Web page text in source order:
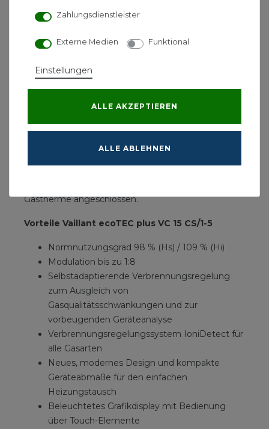
IoniDetect erkennt verschiedene Gasarten und -
immer effizient heizen. Auch optisch überzeugt der
beleuchtete Touch-Display ins Auge, das Ihnen eine
intuitive Bedienung ermöglicht. Mit dem passenden
Gastherme angeschlossen.
Vorteile Vaillant ecoTEC plus VC 15 CS/1-5
Normnutzungsgrad 98 % (Hs) / 109 % (Hi)
Modulation bis zu 1:8
Selbstadaptierende Verbrennungsregelung
zum Ausgleich von
Gasqualitätsschwankungen und zur
vorbeugenden Geräteanalyse
Verbrennungsregelungssystem IoniDetect für
alle Gasarten
Neues, modernes Design und kompakte
Geräteabmaße für den einfachen
Heizungstausch
Beleuchtetes Grafikdisplay mit Bedienung
über Touch-Elemente
Zahlungsdienstleister
Externe Medien Funktional
Einstellungen
ALLE AKZEPTIEREN
ALLE ABLEHNEN